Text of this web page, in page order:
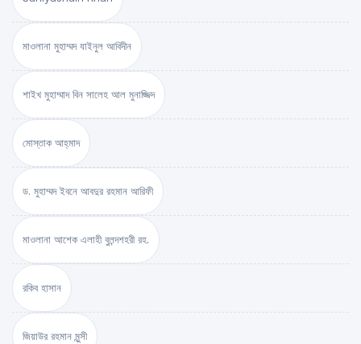
মাওলানা মুহাম্মদ যাইনুল আবিদীন
শাইখ মুহাম্মাদ বিন সালেহ আল মুনাজ্জিদ
মোস্তাক আহ্‌মাদ
ড. মুহাম্মদ ইবনে আবদুর রহমান আরিফী
মাওলানা আশেক এলাহী বুলন্দশহরী রহ.
রকিব হাসান
জিয়াউর রহমান মুন্সী